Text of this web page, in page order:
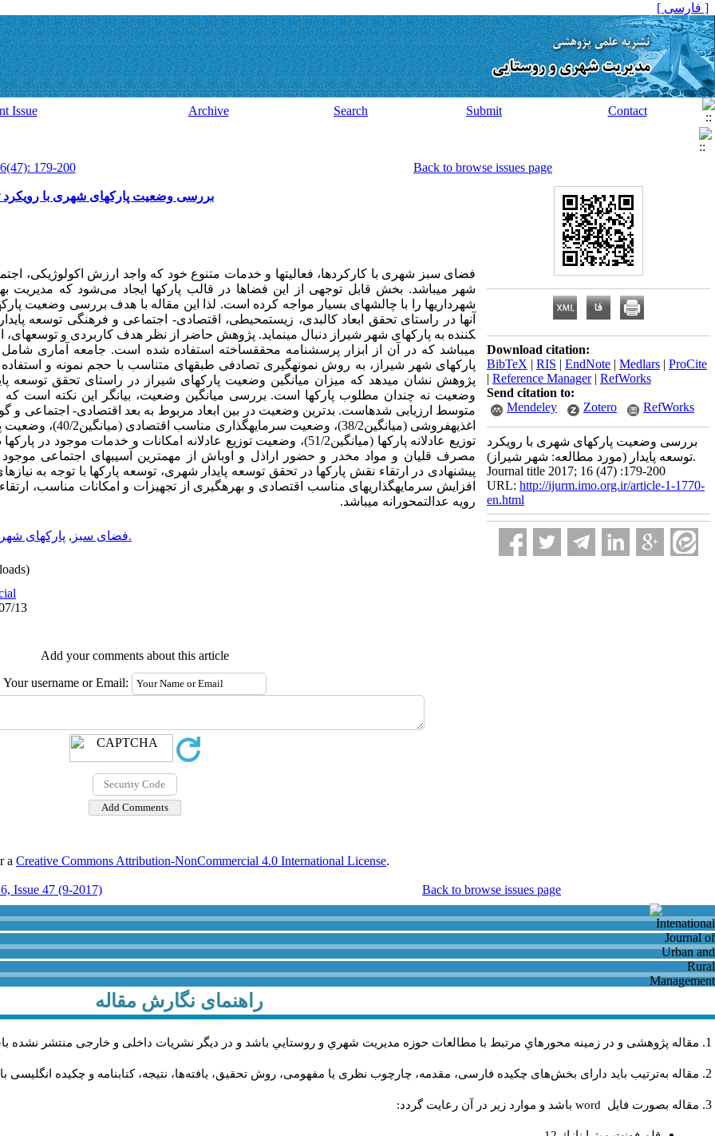
[ فارسی ]
Issue Archive Search Submit Contact
179-200 Back to browse issues page
بررسی وضعیت پارکهای شهری با رویکرد
فضای سبز شهری با کارکردها، فعالیت­ها و خدمات متنوع خود که واجد ارزش اکولوژیکی،
شهر می­باشد. بخش قابل توجهی از این فضاها در قالب پارکها ایجاد میشود که مدیریت
شهرداریها را با چالشهای بسیار مواجه کرده است. لذا این مقاله با هدف بررسی وضعیت
آنها در راستای تحقق ابعاد کالبدی، زیست­محیطی، اقتصادی- اجتماعی و فرهنگی توسعه
کننده به پارکهای شهر شیراز دنبال می­نماید. پژوهش حاضر از نظر هدف کاربردی و
پارکهای شهر شیراز، به روش نمونه­گیری تصادفی طبقه­ای متناسب با حجم نمونه و
پژوهش نشان می­دهد که میزان میانگین وضعیت پارکهای شیراز در راستای تحقق توسعه پایدار،93/2
متوسط ارزیابی شده­است. بدترین وضعیت در بین ابعاد مربوط به بعد اقتصادی- اجتماعی و
مصرف قلیان و مواد مخدر و حضور اراذل و اوباش از مهمترین آسیبهای اجتماعی موجود
پیشنهادی در ارتقاء نقش پارکها در تحقق توسعه پایدار شهری، توسعه پارک­ها با توجه به
افزایش سرمایه­گذاریهای مناسب اقتصادی و بهره­گیری از تجهیزات و امکانات مناسب،
رویه عدالت­محورانه می­باشد.
فضای سبز , پارکهای شهر شیراز.
13
Add your comments about this article
Your username or Email:
Download citation:
BibTeX | RIS | EndNote | Medlars | ProCite
| Reference Manager| RefWorks
Send citation to:
Mendeley
Zotero RefWorks
بررسی وضعیت پارکهای شهری با رویکرد
توسعه پایدار (مورد مطالعه: شهر شیراز).
Journal title 2017; 16 (47) :179-200
URL: http://ijurm.imo.org.ir/article-1-1770-
en.html
a Creative Commons Attribution-NonCommercial 4.0 International License.
Issue 47 (9-2017) Back to browse issues page
راهنمای نگارش مقاله
مقاله پژوهشی و در زمینه محورهاي مرتبط با مطالعات حوزه مديريت شهري و روستايي باشد و در دیگر نشریات داخلی و خارجی منتشر نشده
مقاله به‌ترتیب باید دارای بخش‌های چکیده فارسی، مقدمه، چارچوب نظری یا مفهومی، روش تحقیق، یافته‌ها، نتیجه، کتابنامه و چکیده انگلیسی
مقاله بصورت فايل word باشد و موارد زير در آن رعايت گردد: